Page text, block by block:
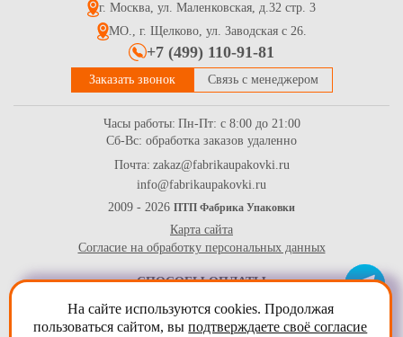
Матовый пакет Zip (зиплок ) с бегунком 100х150мм, 80мкм
г. Москва, ул. Маленковская, д.32 стр. 3
МО., г. Щелково, ул. Заводская с 26.
+7 (499) 110-91-81
Заказать звонок Связь с менеджером
Часы работы: Пн-Пт: с 8:00 до 21:00
Сб-Вс: обработка заказов удаленно
Почта: zakaz@fabrikaupakovki.ru
info@fabrikaupakovki.ru
2009 - 2026 ПТП Фабрика Упаковки
Карта сайта
Согласие на обработку персональных данных
СПОСОБЫ ОПЛАТЫ
На сайте используются cookies. Продолжая
пользоваться сайтом, выподтверждаете своё согласие